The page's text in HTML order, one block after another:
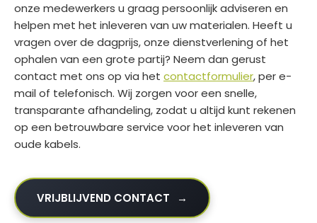
onze medewerkers u graag persoonlijk adviseren en
helpen met het inleveren van uw materialen. Heeft u
vragen over de dagprijs, onze dienstverlening of het
ophalen van een grote partij? Neem dan gerust
contact met ons op via het contactformulier, per e-
mail of telefonisch. Wij zorgen voor een snelle,
transparante afhandeling, zodat u altijd kunt rekenen
op een betrouwbare service voor het inleveren van
oude kabels.
VRIJBLIJVEND CONTACT